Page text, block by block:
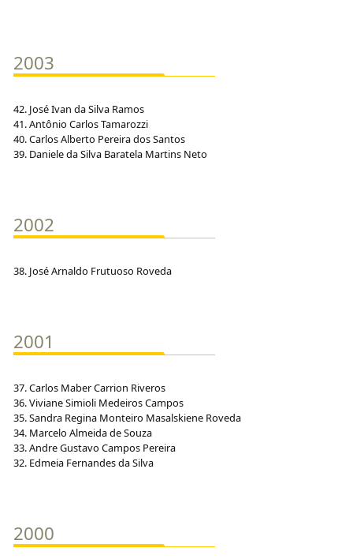
2003
42. José Ivan da Silva Ramos
41. Antônio Carlos Tamarozzi
40. Carlos Alberto Pereira dos Santos
39. Daniele da Silva Baratela Martins Neto
2002
38. José Arnaldo Frutuoso Roveda
2001
37. Carlos Maber Carrion Riveros
36. Viviane Simioli Medeiros Campos
35. Sandra Regina Monteiro Masalskiene Roveda
34. Marcelo Almeida de Souza
33. Andre Gustavo Campos Pereira
32. Edmeia Fernandes da Silva
2000